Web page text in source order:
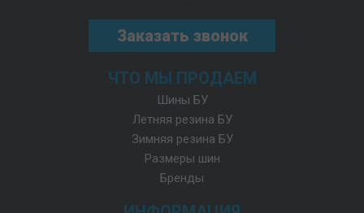
Заказать звонок
ЧТО МЫ ПРОДАЕМ
Шины БУ
Летняя резина БУ
Зимняя резина БУ
Размеры шин
Бренды